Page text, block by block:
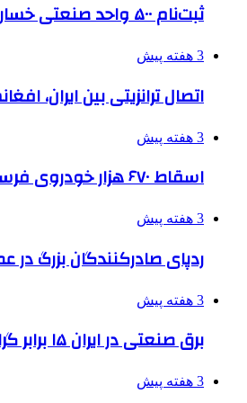
ثبت‌نام ۵۰۰ واحد صنعتی خسارت‌دیده جنگ برای دریافت تسهیلات
3 هفته پیش
اتصال ترانزیتی بین ایران،
3 هفته پیش
اسقاط ۶۷۰ هزار خودروی فرسوده طی ۳ سال
3 هفته پیش
ردپای صادرکنندگان بزرگ
3 هفته پیش
برق صنعتی در ایران ۱۵ برابر گران‌تر از خانگی است
3 هفته پیش